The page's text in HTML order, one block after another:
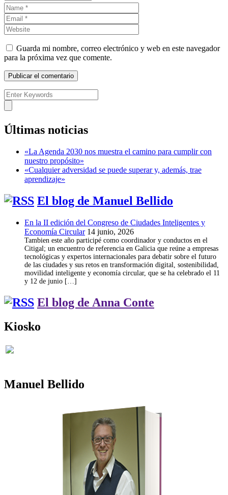
Guarda mi nombre, correo electrónico y web en este navegador
para la próxima vez que comente.
Últimas noticias
«La Agenda 2030 nos muestra el camino para cumplir con
nuestro propósito»
«Cualquier adversidad se puede superar y, además, trae
aprendizaje»
El blog de Manuel Bellido
En la II edición del Congreso de Ciudades Inteligentes y
Economía Circular 14 junio, 2026
Tambien este año participé como coordinador y conductos en el
Citigal; un encuentro de referencia en Galicia que reúne a empresas
tecnológicas y expertos internacionales para debatir sobre el futuro
de las ciudades y sus retos en transformación digital, sostenibilidad,
movilidad inteligente y economía circular, que se ha celebrado el 11
y 12 de junio […]
El blog de Anna Conte
Kiosko
Manuel Bellido